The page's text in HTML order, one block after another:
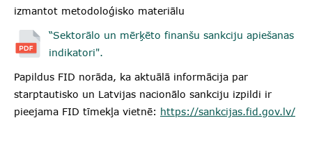
izmantot metodoloģisko materiālu
“Sektorālo un mērķēto finanšu sankciju apiešanas
indikatori".
Papildus FID norāda, ka aktuālā informācija par
starptautisko un Latvijas nacionālo sankciju izpildi ir
pieejama FID tīmekļa vietnē: https://sankcijas.fid.gov.lv/